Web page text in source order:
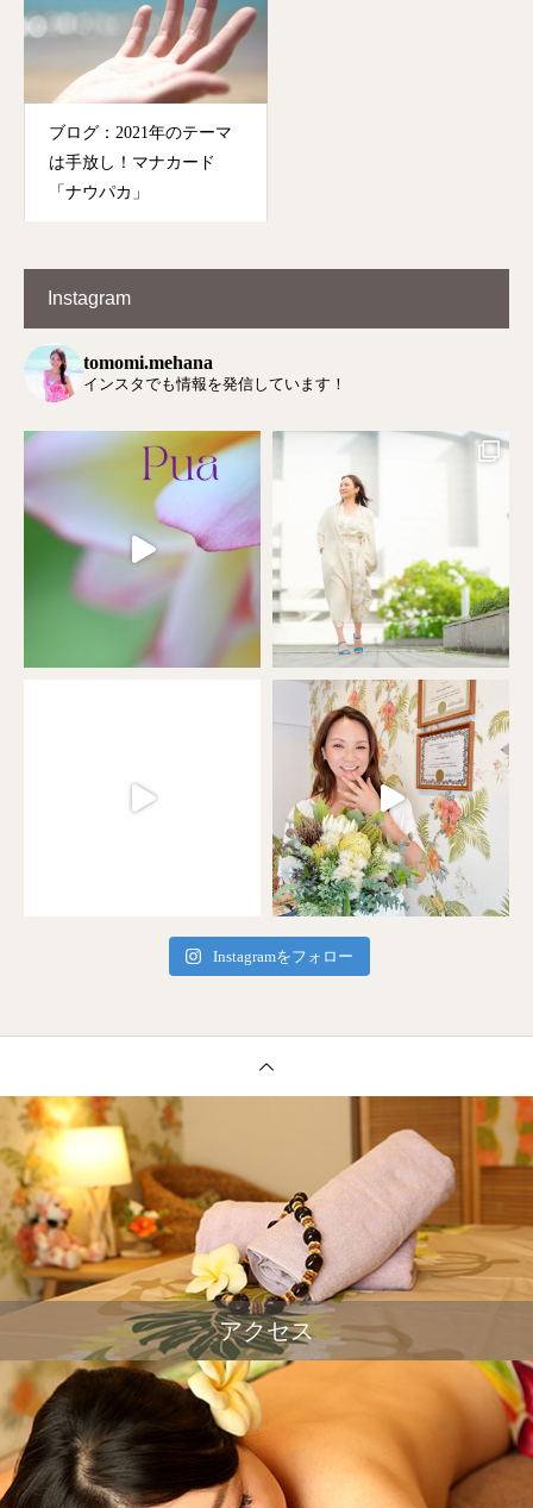
ブログ：2021年のテーマ
は手放し！マナカード
「ナウパカ」
Instagram
tomomi.mehana
インスタでも情報を発信しています！
Instagramをフォロー
アクセス